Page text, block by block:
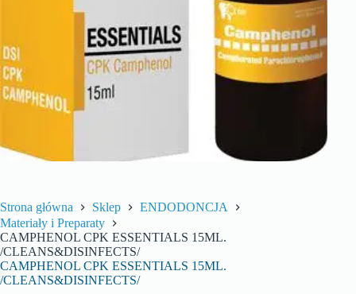
Strona główna Sklep
ENDODONCJA
Materiały i Preparaty
CAMPHENOL CPK ESSENTIALS 15ML.
/CLEANS&DISINFECTS/
CAMPHENOL CPK ESSENTIALS 15ML.
/CLEANS&DISINFECTS/